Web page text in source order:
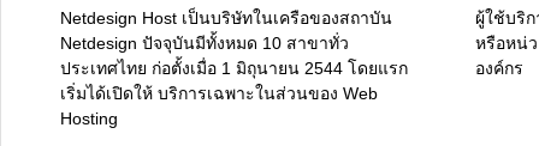
Netdesign Host เป็นบริษัทในเครือของสถาบัน
Netdesign ปัจจุบันมีทั้งหมด 10 สาขาทั่ว
ประเทศไทย ก่อตั้งเมื่อ 1 มิถุนายน 2544 โดยแรก
เริ่มได้เปิดให้ บริการเฉพาะในส่วนของ Web
Hosting
ผู้ใช้บริ
หรือหน่
องค์กร